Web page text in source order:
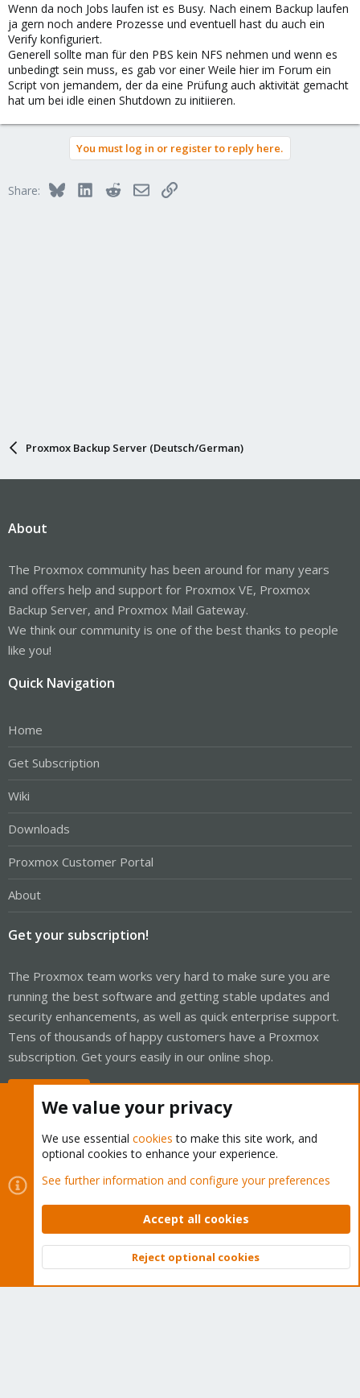
Wenn da noch Jobs laufen ist es Busy. Nach einem Backup laufen
ja gern noch andere Prozesse und eventuell hast du auch ein
Verify konfiguriert.
Generell sollte man für den PBS kein NFS nehmen und wenn es
unbedingt sein muss, es gab vor einer Weile hier im Forum ein
Script von jemandem, der da eine Prüfung auch aktivität gemacht
hat um bei idle einen Shutdown zu initiieren.
You must log in or register to reply here.
Share: BlueskyLinkedInRedditEmailLink
Proxmox Backup Server (Deutsch/German)
About
The Proxmox community has been around for many years
and offers help and support for Proxmox VE, Proxmox
Backup Server, and Proxmox Mail Gateway.
We think our community is one of the best thanks to people
like you!
Quick Navigation
Home
Get Subscription
Wiki
Downloads
Proxmox Customer Portal
About
Get your subscription!
The Proxmox team works very hard to make sure you are
running the best software and getting stable updates and
security enhancements, as well as quick enterprise support.
Tens of thousands of happy customers have a Proxmox
subscription. Get yours easily in our online shop.
Cookies
Proxmox Support Forum - Light Mode
Contact us
Terms and rules Privacy policy Help Home
Community platform by XenForo © 2010-2026 XenForo Ltd.
Top
We value your privacy
We use essential cookies to make this site work, and
optional cookies to enhance your experience.
See further information and configure your preferences
Accept all cookies
Reject optional cookies